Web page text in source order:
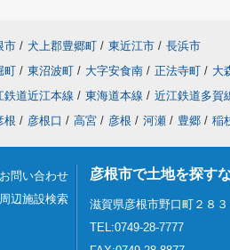
市 / 犬上郡豊郷町 / 東近江市 / 長浜市
町 / 東沼波町 / 大字安食南 / 正法寺町 / 大
鉄道近江本線 / 東海道本線 / 近江鉄道多賀
根 / 彦根口 / 高宮 / 彦根 / 河瀬 / 豊郷 / 稲
お問い合わせ
周辺施設検索
彦根市で土地を探す
滋賀県彦根市野口町２８３
TEL:0749-28-7777